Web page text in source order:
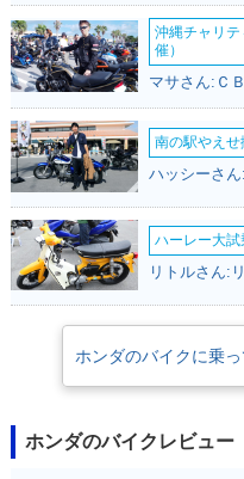
沖縄チャリ
催）
南の駅やえせ
ハッシーさ
ハーレー大
リトルさん:
ホンダのバイクに乗
ホンダのバイクレビュー